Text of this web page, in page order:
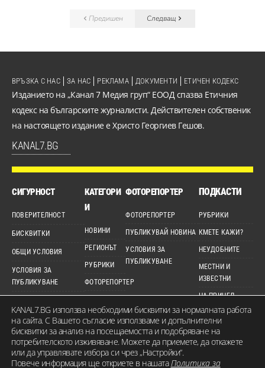
Предишен Следващ
Изданието на „Канал 7 Медия груп“ ЕООД спазва Етичния
кодекс на българските журналисти. Действителен собственик
на настоящето издание е Христо Георгиев Гешов.
KANAL7.BG
ВРЪЗКА С НАС ЗА НАС РЕКЛАМА ДОКУМЕНТИ ЕТИЧЕН КОДЕКС
СИГУРНОСТ
ПОВЕРИТЕЛНОСТ
БИСКВИТКИ
ОБЩИ УСЛОВИЯ
УСЛОВИЯ ЗА
ПУБЛИКУВАНЕ
КАРТА НА САЙТА
КАТЕГОРИ
И
НОВИНИ
РЕГИОНЪТ
РУБРИКИ
ФОТОРЕПОРТЕР
ФОТОРЕПОРТЕР
ФОТОРЕПОРТЕР
ПУБЛИКУВАЙ НОВИНА
УСЛОВИЯ ЗА
ПУБЛИКУВАНЕ
ПОДКАСТИ
РУБРИКИ
КМЕТЕ КАЖИ?
НЕУДОБНИТЕ
МЕСТНИ И
ИЗВЕСТНИ
НА ПРИЦЕЛ
KANAL7.BG използва необходими бисквитки за нормалната работа
на сайта. С Вашето съгласие използваме и допълнителни
бисквитки за анализ на посещаемостта и подобряване на
потребителското изживяване. Можете да приемете, да откажете
или да управлявате избора си чрез „Настройки“.
Повече информация ще откриете в нашатаПолитика за